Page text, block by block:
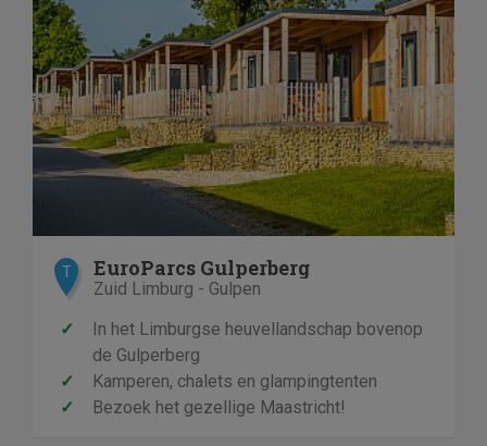
T EuroParcs Gulperberg
Zuid Limburg - Gulpen
✓
In het Limburgse heuvellandschap bovenop
de Gulperberg
✓
Kamperen, chalets en glampingtenten
✓
Bezoek het gezellige Maastricht!